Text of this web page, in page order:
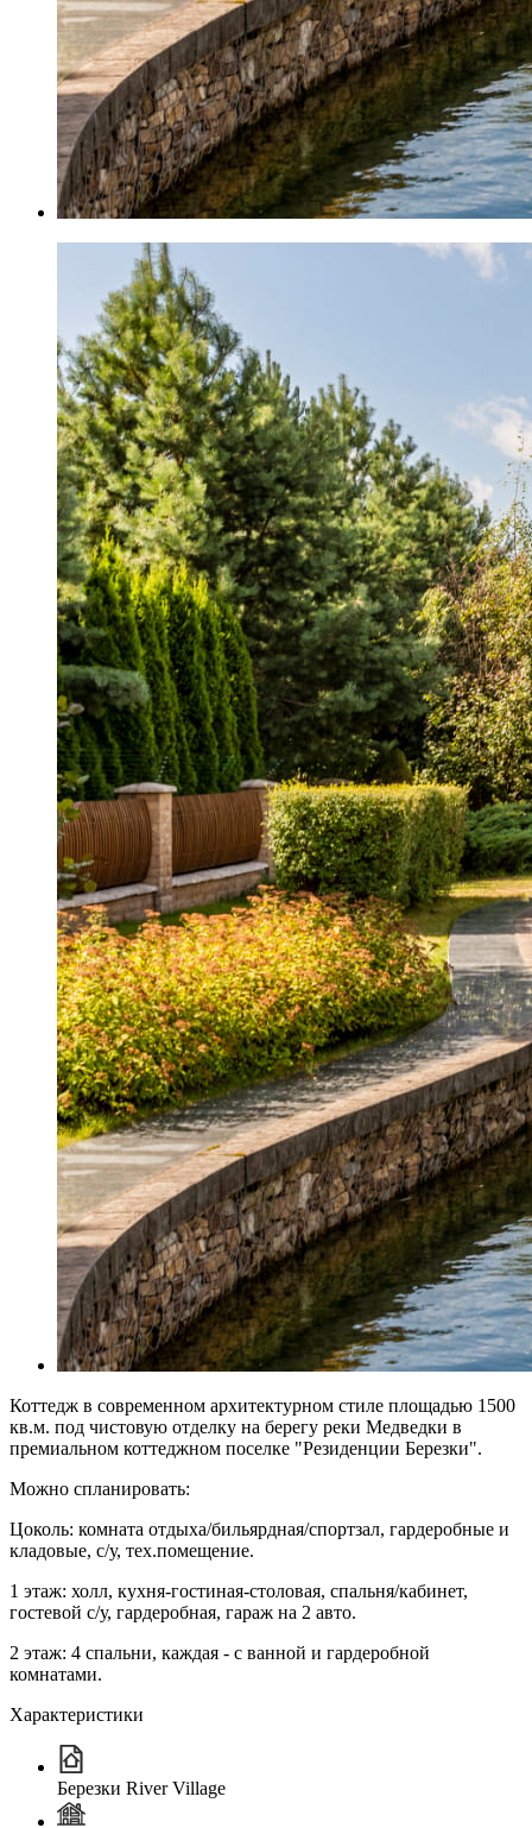
Коттедж в современном архитектурном стиле площадью 1500
кв.м. под чистовую отделку на берегу реки Медведки в
премиальном коттеджном поселке "Резиденции Березки".
Можно спланировать:
Цоколь: комната отдыха/бильярдная/спортзал, гардеробные и
кладовые, с/у, тех.помещение.
1 этаж: холл, кухня-гостиная-столовая, спальня/кабинет,
гостевой с/у, гардеробная, гараж на 2 авто.
2 этаж: 4 спальни, каждая - с ванной и гардеробной
комнатами.
Характеристики
Березки River Village